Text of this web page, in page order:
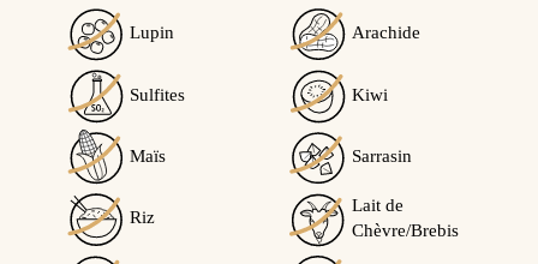
sésame
Traces éventuelles de soja
Traces éventuelles
Traces éventuelles
d'arachide
Lupin Arachide
Sulfites Kiwi
Maïs Sarrasin
Riz
Lait de
Chèvre/Brebis